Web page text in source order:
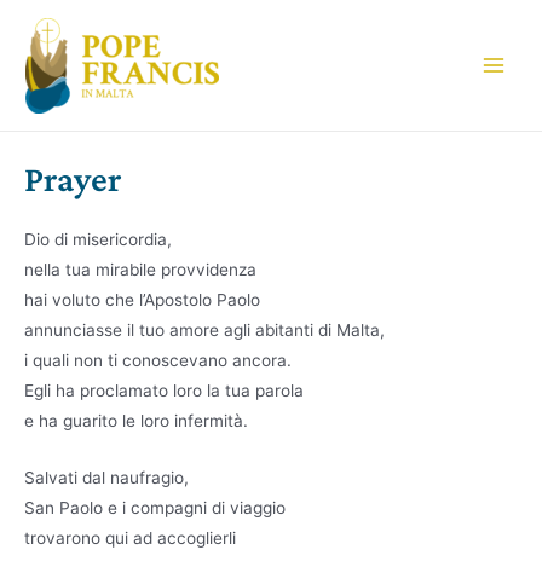
content
Prayer
Dio di misericordia,
nella tua mirabile provvidenza
hai voluto che l’Apostolo Paolo
annunciasse il tuo amore agli abitanti di Malta,
i quali non ti conoscevano ancora.
Egli ha proclamato loro la tua parola
e ha guarito le loro infermità.
Salvati dal naufragio,
San Paolo e i compagni di viaggio
trovarono qui ad accoglierli